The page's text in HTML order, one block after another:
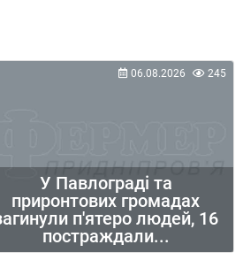
У Павлограді та
приронтових громадах
п'ятеро людей, 16
постраждали...
06.08.2026 245